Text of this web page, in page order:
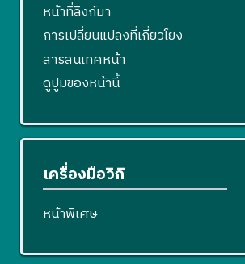
หน้าที่ลิงก์มา
การเปลี่ยนแปลงที่เกี่ยวโยง
สารสนเทศหน้า
ดูปูมของหน้านี้
เครื่องมือวิกิ
หน้าพิเศษ